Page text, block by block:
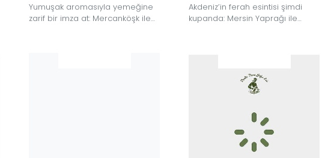
Yumuşak aromasıyla yemeğine
zarif bir imza at: Mercanköşk ile
Akdeniz’in ferah esintisi şimdi
kupanda: Mersin Yaprağı ile